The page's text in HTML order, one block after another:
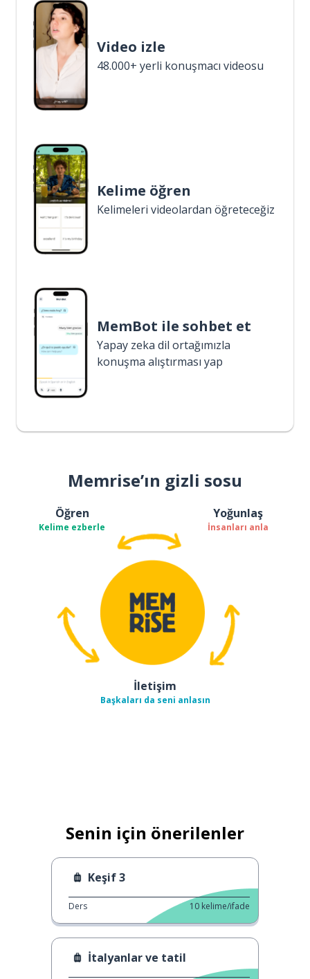
Video izle
48.000+ yerli konuşmacı videosu
Kelime öğren
Kelimeleri videolardan öğreteceğiz
MemBot ile sohbet et
Yapay zeka dil ortağımızla
konuşma alıştırması yap
Memrise’ın gizli sosu
Öğren
Kelime ezberle
Yoğunlaş
İnsanları anla
İletişim
Başkaları da seni anlasın
Senin için önerilenler
Keşif 3
Ders 10 kelime/ifade
İtalyanlar ve tatil